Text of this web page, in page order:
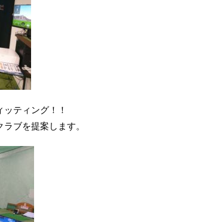
ティング！！
ブを提案します。